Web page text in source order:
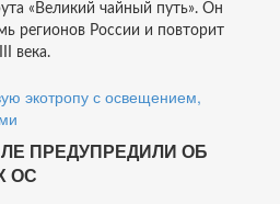
«Великий чайный путь». Он
регионов России и повторит
века.
ПРЕДУПРЕДИЛИ ОБ
ОС